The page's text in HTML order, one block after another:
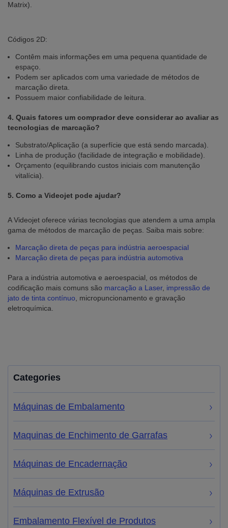
Matrix).
Códigos 2D:
Contêm mais informações em uma pequena quantidade de
espaço.
Podem ser aplicados com uma variedade de métodos de
marcação direta.
Possuem maior confiabilidade de leitura.
4. Quais fatores um comprador deve considerar ao avaliar as
tecnologias de marcação?
Substrato/Aplicação (a superfície que está sendo marcada).
Linha de produção (facilidade de integração e mobilidade).
Orçamento (equilibrando custos iniciais com manutenção
vitalícia).
5. Como a Videojet pode ajudar?
A Videojet oferece várias tecnologias que atendem a uma ampla
gama de métodos de marcação de peças. Saiba mais sobre:
Marcação direta de peças para indústria aeroespacial
Marcação direta de peças para indústria automotiva
Para a indústria automotiva e aeroespacial, os métodos de
codificação mais comuns são marcação a Laser, impressão de
jato de tinta contínuo , micropuncionamento e gravação
eletroquímica.
Categories
Máquinas de Embalamento
Maquinas de Enchimento de Garrafas
Máquinas de Encadernação
Máquinas de Extrusão
Embalamento Flexível de Produtos